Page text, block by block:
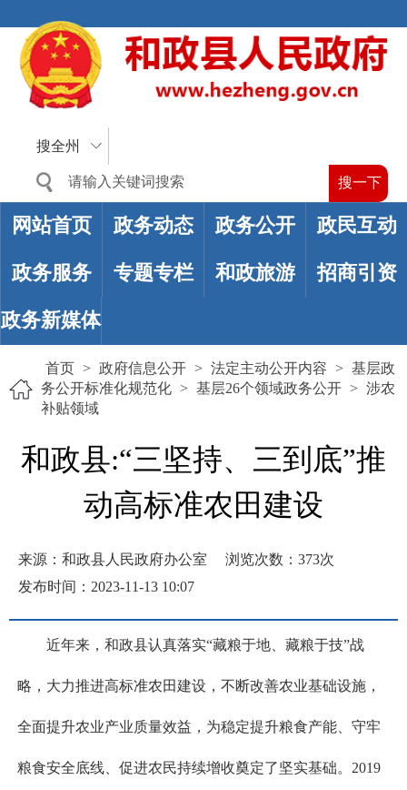
搜全州
网站首页 政务动态 政务公开 政民互动
政务服务 专题专栏 和政旅游 招商引资
政务新媒体
首页 > 政府信息公开 > 法定主动公开内容 > 基层政
务公开标准化规范化 > 基层26个领域政务公开 > 涉农
补贴领域
和政县:“三坚持、三到底”推
动高标准农田建设
来源：和政县人民政府办公室 浏览次数： 373次
发布时间：2023-11-13 10:07
近年来，和政县认真落实“藏粮于地、藏粮于技”战
略，大力推进高标准农田建设，不断改善农业基础设施，
全面提升农业产业质量效益，为稳定提升粮食产能、守牢
粮食安全底线、促进农民持续增收奠定了坚实基础。2019